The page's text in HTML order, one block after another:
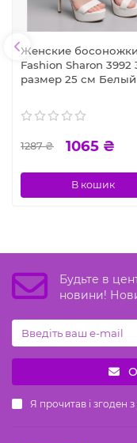
Женские босоножки
Fashion Sharon 3992
размер 25 см Белый
1287 ₴ 1065 ₴
В кошик
Будьте в
новини!
Я прочитав і згоден